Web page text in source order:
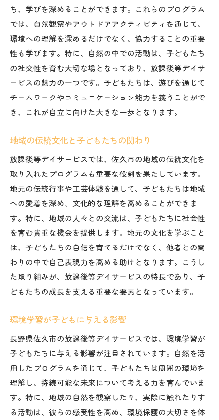
ち、学びを深めることができます。これらのプログラム
では、自然観察やアウトドアアクティビティを通じて、
環境への理解を深めるだけでなく、協力することの重要
性も学びます。特に、自然の中での活動は、子どもたち
の社交性を育む大切な場となっており、放課後等デイサ
ービスの魅力の一つです。子どもたちは、遊びを通じて
チームワークやコミュニケーション能力を養うことがで
き、これが自立に向けた大きな一歩となります。
地域の伝統文化と子どもたちの関わり
放課後等デイサービスでは、佐久市の地域の伝統文化を
取り入れたプログラムも重要な役割を果たしています。
地元の伝統行事や工芸体験を通して、子どもたちは地域
への愛着を深め、文化的な理解を高めることができま
す。特に、地域の人々との交流は、子どもたちに社会性
を育む貴重な機会を提供します。地元の文化を学ぶこと
は、子どもたちの自信を育てるだけでなく、他者との関
わりの中で自己表現力を高める助けとなります。こうし
た取り組みが、放課後等デイサービスの特長であり、子
どもたちの成長を支える重要な要素となっています。
環境学習が子どもに与える影響
長野県佐久市の放課後等デイサービスでは、環境学習が
子どもたちに与える影響が注目されています。自然を活
用したプログラムを通じて、子どもたちは周囲の環境を
理解し、持続可能な未来について考える力を育んでいま
す。特に、地域の自然を観察したり、実際に触れたりす
る活動は、彼らの感受性を高め、環境保護の大切さを体